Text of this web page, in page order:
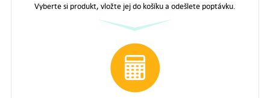
Vyberte si produkt, vložte jej do košíku a odešlete poptávku.